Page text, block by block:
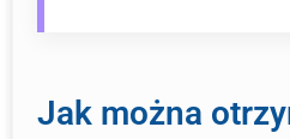
Jak można